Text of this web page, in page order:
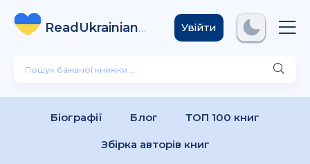
ReadUkrainian
Books .com
Увійти
Біографії Блог ТОП 100 книг
Збірка авторів книг